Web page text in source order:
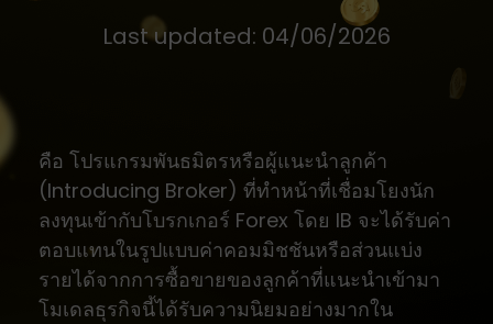
Last updated: 04/06/2026
คือ โปรแกรมพันธมิตรหรือผู้แนะนำลูกค้า
(Introducing Broker) ที่ทำหน้าที่เชื่อมโยงนัก
ลงทุนเข้ากับโบรกเกอร์ Forex โดย IB จะได้รับค่า
ตอบแทนในรูปแบบค่าคอมมิชชันหรือส่วนแบ่ง
รายได้จากการซื้อขายของลูกค้าที่แนะนำเข้ามา
โมเดลธุรกิจนี้ได้รับความนิยมอย่างมากใน